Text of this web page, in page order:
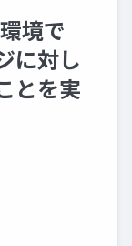
境で
に対し
とを実